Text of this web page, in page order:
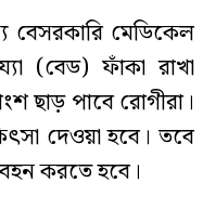
বেসরকারি মেডিকেল
(বেড) ফাঁকা রাখা
ছাড় পাবে রোগীরা।
দেওয়া হবে। তবে
করতে হবে।